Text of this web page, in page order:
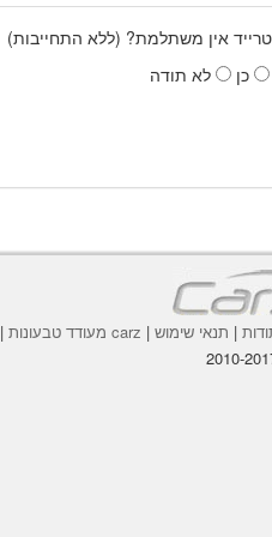
אין משתלמת? (ללא התחייבות)
כן
לא תודה
| תנאי שימוש | carz מעודד טבעונות |